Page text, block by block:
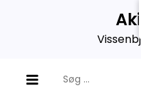
efter: